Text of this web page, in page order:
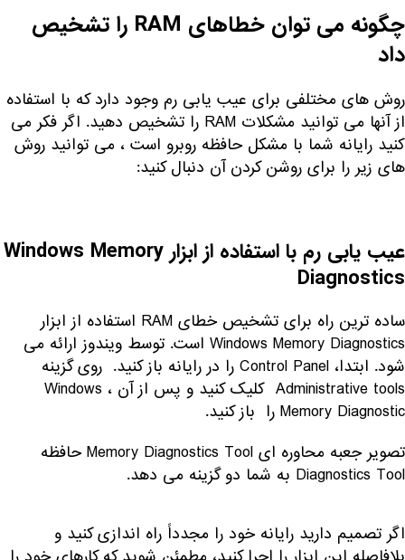
چگونه می توان خطاهای RAM را تشخیص
داد
روش های مختلفی برای عیب یابی رم وجود دارد که با استفاده
از آنها می توانید مشکلات RAM را تشخیص دهید. اگر فکر می
کنید رایانه شما با مشکل حافظه روبرو است ، می توانید روش
های زیر را برای روشن کردن آن دنبال کنید:
عیب یابی رم با استفاده از ابزار Windows Memory
Diagnostics
ساده ترین راه برای تشخیص خطای RAM استفاده از ابزار
Windows Memory Diagnostics است. توسط ویندوز ارائه می
شود. ابتدا، Control Panel را در رایانه باز کنید. روی گزینه
Administrative tools کلیک کنید و پس از آن ، Windows
Memory Diagnostic را باز کنید.
تصویر جعبه محاوره ای Memory Diagnostics Tool حافظه
Diagnostics Tool به شما دو گزینه می دهد.
اگر تصمیم دارید رایانه خود را مجدداً راه اندازی کنید و